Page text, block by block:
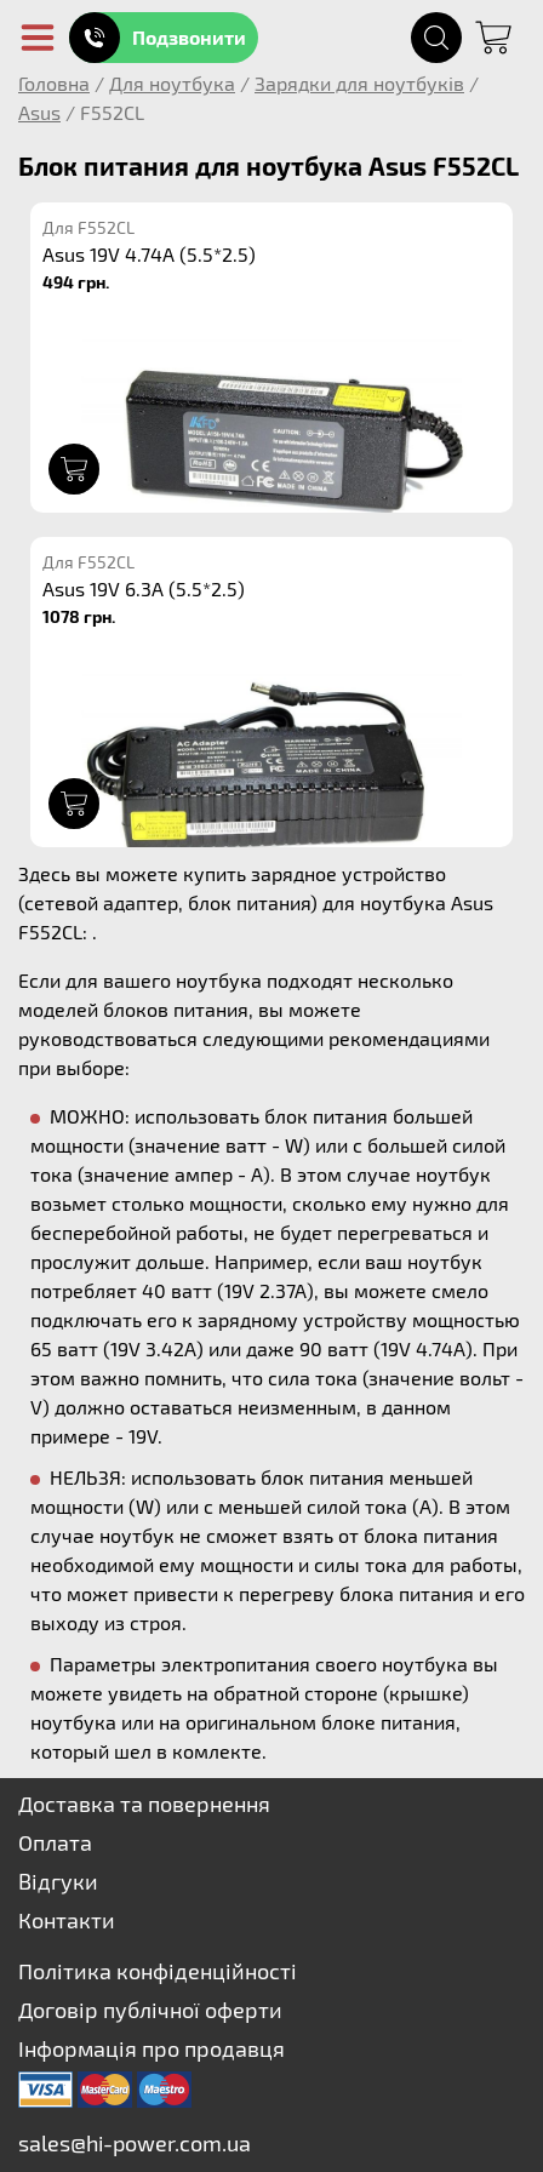
Подзвонити
Головна / Для ноутбука / Зарядки для ноутбуків /
Asus / F552CL
Блок питания для ноутбука Asus F552CL
Для F552CL
Asus 19V 4.74A (5.5*2.5)
494 грн.
Для F552CL
Asus 19V 6.3A (5.5*2.5)
1078 грн.
Здесь вы можете купить зарядное устройство
(сетевой адаптер, блок питания) для ноутбука Asus
F552CL: .
Если для вашего ноутбука подходят несколько
моделей блоков питания, вы можете
руководствоваться следующими рекомендациями
при выборе:
МОЖНО: использовать блок питания большей
мощности (значение ватт - W) или с большей силой
тока (значение ампер - А). В этом случае ноутбук
возьмет столько мощности, сколько ему нужно для
бесперебойной работы, не будет перегреваться и
прослужит дольше. Например, если ваш ноутбук
потребляет 40 ватт (19V 2.37A), вы можете смело
подключать его к зарядному устройству мощностью
65 ватт (19V 3.42A) или даже 90 ватт (19V 4.74A). При
этом важно помнить, что сила тока (значение вольт -
V) должно оставаться неизменным, в данном
примере - 19V.
НЕЛЬЗЯ: использовать блок питания меньшей
мощности (W) или с меньшей силой тока (А). В этом
случае ноутбук не сможет взять от блока питания
необходимой ему мощности и силы тока для работы,
что может привести к перегреву блока питания и его
выходу из строя.
Параметры электропитания своего ноутбука вы
можете увидеть на обратной стороне (крышке)
ноутбука или на оригинальном блоке питания,
который шел в комлекте.
Доставка та повернення
Оплата
Відгуки
Контакти
Політика конфіденційності
Договір публічної оферти
Інформація про продавця
sales@hi-power.com.ua